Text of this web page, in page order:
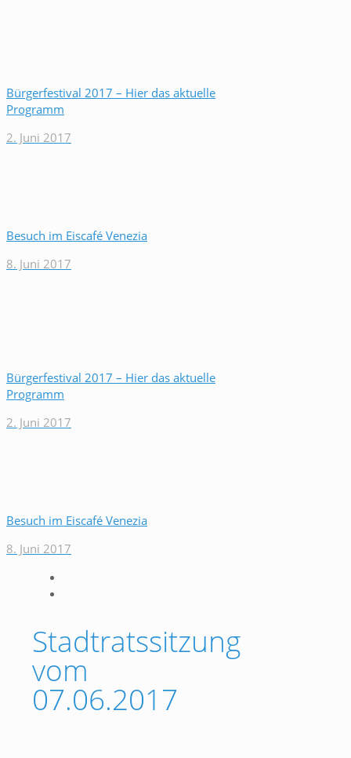
Bürgerfestival 2017 – Hier das aktuelle
Programm
2. Juni 2017
Besuch im Eiscafé Venezia
8. Juni 2017
Bürgerfestival 2017 – Hier das aktuelle
Programm
2. Juni 2017
Besuch im Eiscafé Venezia
8. Juni 2017
Stadtratssitzung
vom
07.06.2017